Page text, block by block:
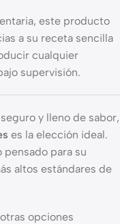
este producto
a su receta sencilla
cualquier
supervisión.
y lleno de sabor,
es la elección ideal.
para su
altos estándares de
opciones